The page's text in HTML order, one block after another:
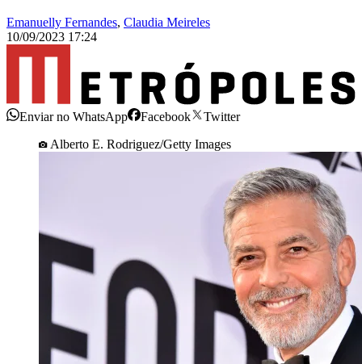
Emanuelly Fernandes, Claudia Meireles
10/09/2023 17:24
Enviar no WhatsApp Facebook
Twitter
Alberto E. Rodriguez/Getty Images